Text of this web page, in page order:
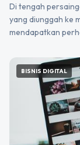
Di tengah
yang diunggah ke
mendapatkan
BISNIS DIGITAL